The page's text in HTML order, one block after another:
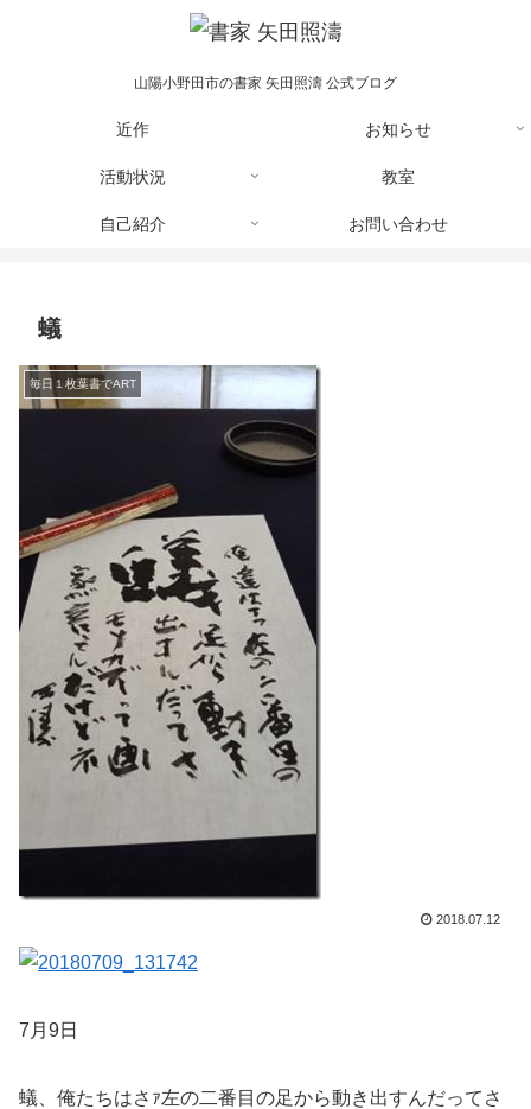
山陽小野田市の書家 矢田照濤 公式ブログ
近作 お知らせ
活動状況 教室
自己紹介 お問い合わせ
蟻
毎日１枚葉書でART
2018.07.12
7月9日
蟻、俺たちはさｧ左の二番目の足から動き出すんだってさ